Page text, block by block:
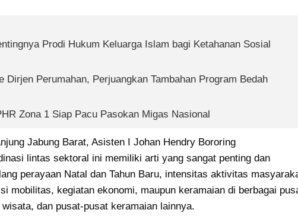
Prodi Hukum Keluarga Islam bagi Ketahanan Sosial
Dirjen Perumahan, Perjuangkan Tambahan Program Bedah
Zona 1 Siap Pacu Pasokan Migas Nasional
Jabung Barat, Asisten I Johan Hendry Bororing
lintas sektoral ini memiliki arti yang sangat penting dan
perayaan Natal dan Tahun Baru, intensitas aktivitas
mobilitas, kegiatan ekonomi, maupun keramaian di berbagai
dan pusat-pusat keramaian lainnya.